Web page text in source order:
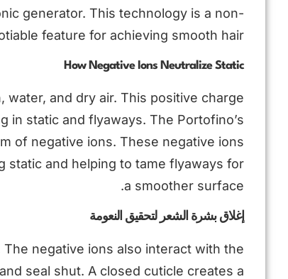
generator. This technology is a non-
feature for achieving smooth hair.
How Negative Ions Neutralize Static
and dry air. This positive charge
in static and flyaways. The Portofino’s
of negative ions. These negative ions
static and helping to tame flyaways for
a smoother surface.
إغلاق بشرة الشعر لتحقيق النعومة
negative ions also interact with the
seal shut. A closed cuticle creates a